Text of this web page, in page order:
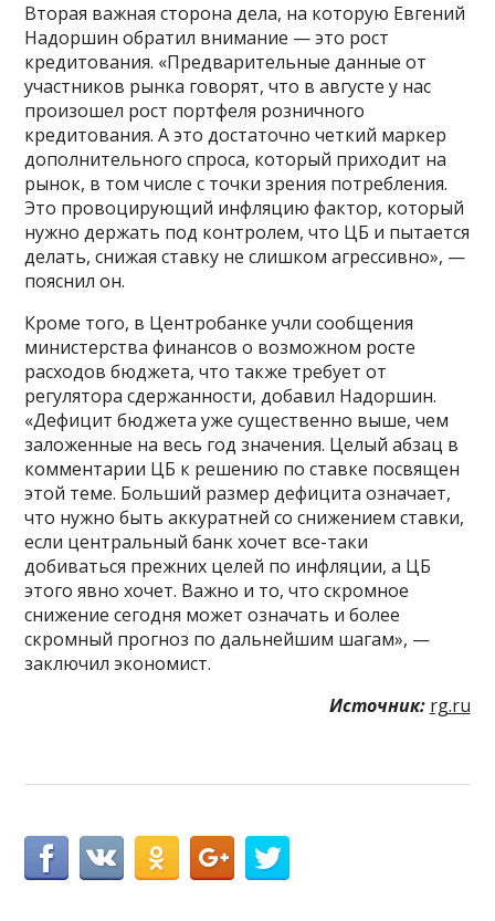
Вторая важная сторона дела, на которую Евгений
Надоршин обратил внимание — это рост
кредитования. «Предварительные данные от
участников рынка говорят, что в августе у нас
произошел рост портфеля розничного
кредитования. А это достаточно четкий маркер
дополнительного спроса, который приходит на
рынок, в том числе с точки зрения потребления.
Это провоцирующий инфляцию фактор, который
нужно держать под контролем, что ЦБ и пытается
делать, снижая ставку не слишком агрессивно», —
пояснил он.
Кроме того, в Центробанке учли сообщения
министерства финансов о возможном росте
расходов бюджета, что также требует от
регулятора сдержанности, добавил Надоршин.
«Дефицит бюджета уже существенно выше, чем
заложенные на весь год значения. Целый абзац в
комментарии ЦБ к решению по ставке посвящен
этой теме. Больший размер дефицита означает,
что нужно быть аккуратней со снижением ставки,
если центральный банк хочет все-таки
добиваться прежних целей по инфляции, а ЦБ
этого явно хочет. Важно и то, что скромное
снижение сегодня может означать и более
скромный прогноз по дальнейшим шагам», —
заключил экономист.
Источник: rg.ru